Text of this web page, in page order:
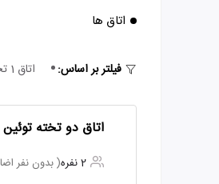
اتاق ها
فیلتر بر اساس: اتاق 1 تخته
اتاق دو تخته توئین
2 نفره ( بدون نفر